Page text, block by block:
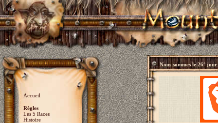
Accueil
Règles
Les 5 Races
Histoire
Nous sommes le26° jour